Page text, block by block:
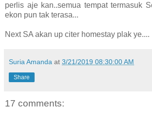
perlis aje kan..semua tempat termasuk
ekon pun tak terasa...
Next SA akan up citer homestay plak ye....
Suria Amanda at 3/21/2019 08:30:00 AM
Share
17 comments: